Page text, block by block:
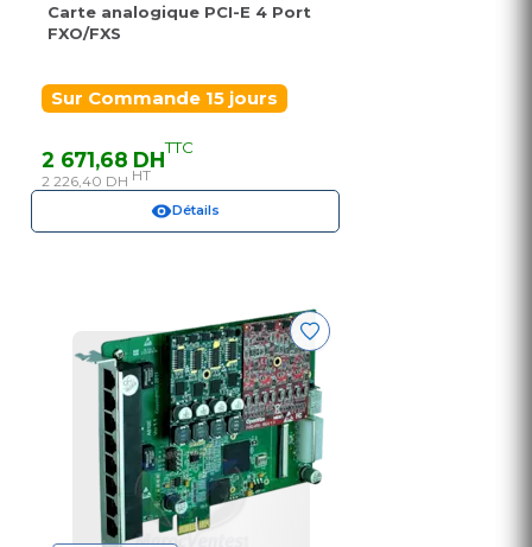
Carte analogique PCI-E 4 Port
FXO/FXS
Sur Commande 15 jours
2 671,68 DHTTC
2 226,40 DH HT
Détails